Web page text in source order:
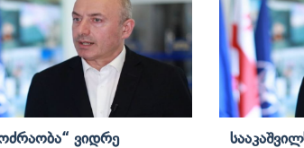
Ვიდრე